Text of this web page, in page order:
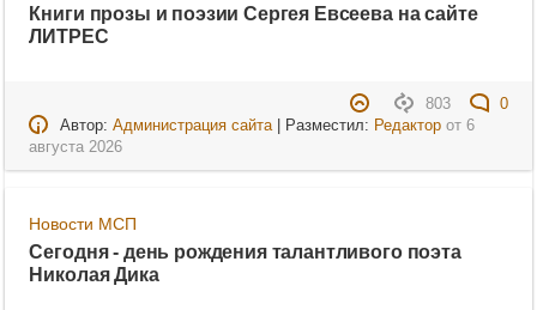
Книги прозы и поэзии Сергея Евсеева на сайте
ЛИТРЕС
803
0
Автор: Администрация сайта| Разместил: Редакторот 6
августа 2026
Новости МСП
Сегодня - день рождения талантливого поэта
Николая Дика